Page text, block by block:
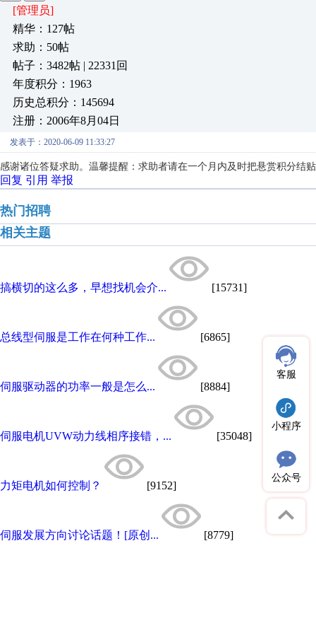
[管理员]
精华：127帖
求助：50帖
帖子：3482帖 | 22331回
年度积分：1963
历史总积分：145694
注册：2006年8月04日
发表于：2020-06-09 11:33:27
感谢诸位答疑求助。温馨提醒：求助者请在一个月内及时把悬赏积分结
回复 引用 举报
热门招聘
相关主题
搞横切的这么多，早想找机会介... [15731]
总线型伺服是工作在何种工作... [6865]
伺服驱动器的功率一般是怎么... [8884]
伺服电机UVW动力线相序接错，... [35048]
力矩电机如何控制？ [9152]
伺服发展方向讨论话题！[原创... [8779]
客服
小程序
公众号